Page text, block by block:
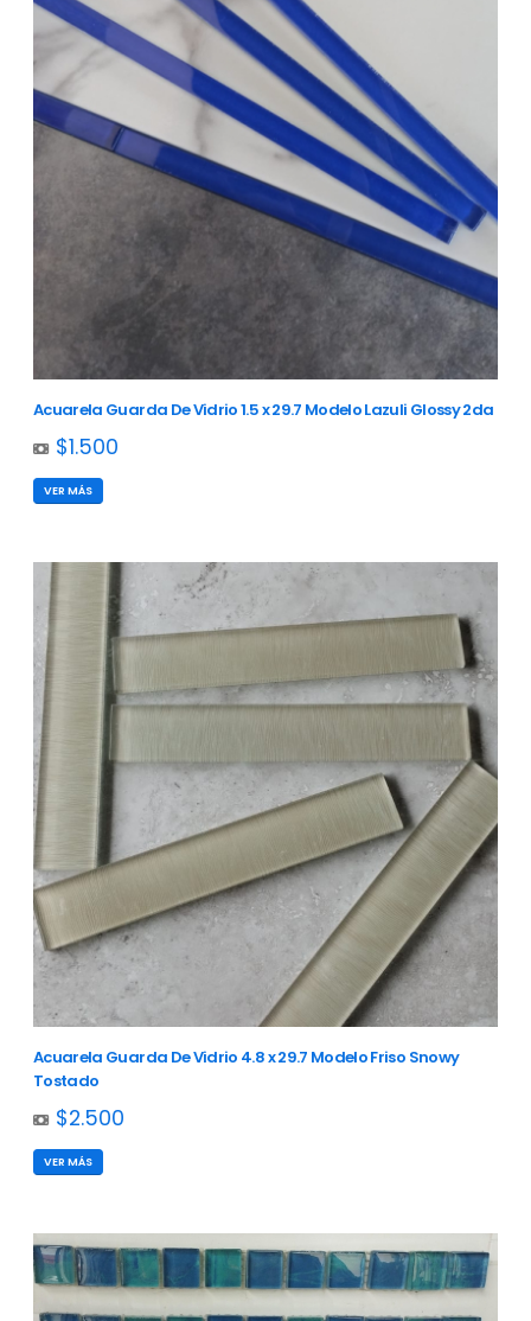
Acuarela Guarda De Vidrio 1.5 x 29.7 Modelo Lazuli Glossy 2da
$1.500
VER MÁS
Acuarela Guarda De Vidrio 4.8 x 29.7 Modelo Friso Snowy
Tostado
$2.500
VER MÁS